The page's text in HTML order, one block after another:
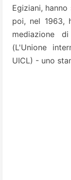
Egiziani,
poi, nel 1963,
mediazione
(L'Unione
UICL) - uno